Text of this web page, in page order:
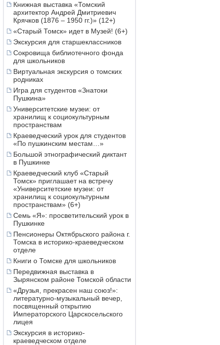
Книжная выставка «Томский
архитектор Андрей Дмитриевич
Крячков (1876 – 1950 гг.)» (12+)
«Старый Томск» идет в Музей! (6+)
Экскурсия для старшеклассников
Сокровища библиотечного фонда
для школьников
Виртуальная экскурсия о томских
родниках
Игра для студентов «Знатоки
Пушкина»
Университетские музеи: от
хранилищ к социокультурным
пространствам
Краеведческий урок для студентов
«По пушкинским местам…»
Большой этнографический диктант
в Пушкинке
Краеведческий клуб «Старый
Томск» приглашает на встречу
«Университетские музеи: от
хранилищ к социокультурным
пространствам» (6+)
Семь «Я»: просветительский урок в
Пушкинке
Пенсионеры Октябрьского района г.
Томска в историко-краеведческом
отделе
Книги о Томске для школьников
Передвижная выставка в
Зырянском районе Томской области
«Друзья, прекрасен наш союз!»:
литературно-музыкальный вечер,
посвященный открытию
Императорского Царскосельского
лицея
Экскурсия в историко-
краеведческом отделе